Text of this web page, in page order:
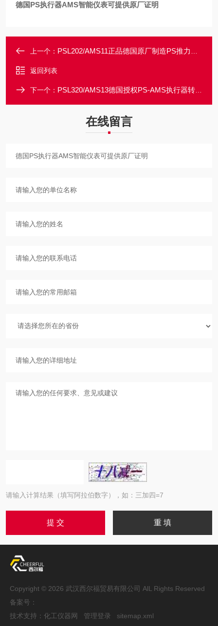
德国PS执行器AMS智能仪表可提供原厂证明
上一个： PSL202/AMS11正品德国原厂制造PS推力执行器50毫米口径
返回列表
下一个： PSL320/AMS13德国授权PS-AMS执行器转速可变驱动控制
在线留言
请输入计算结果（填写阿拉伯数字），如：三加四=7
Copyright © 2026 武汉西尔福贸易有限公司 AlL Rights Reserved
备案号：
技术支持： 化工仪器网 管理登录 sitemap.xml